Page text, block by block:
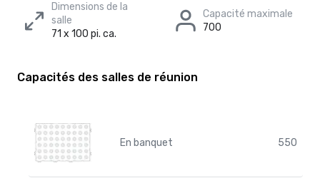
Dimensions de la
salle
71 x 100 pi. ca.
Capacité maximale
700
Capacités des salles de réunion
En banquet 550